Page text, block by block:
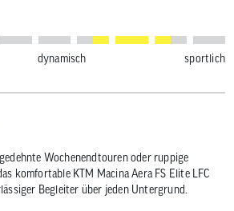
dynamisch sportlich
Wochenendtouren oder ruppige
komfortable KTM Macina Aera FS Elite LFC
Begleiter über jeden Untergrund.